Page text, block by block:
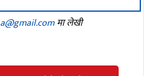
मा लेखी